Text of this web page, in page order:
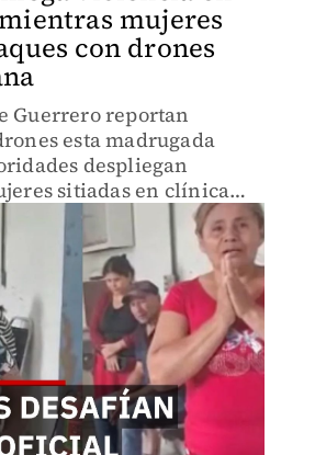
mujeres
con drones
Guerrero reportan
esta madrugada
despliegan
sitiadas en clínica
Francisco
por qué el gobierno
en su recorrido.